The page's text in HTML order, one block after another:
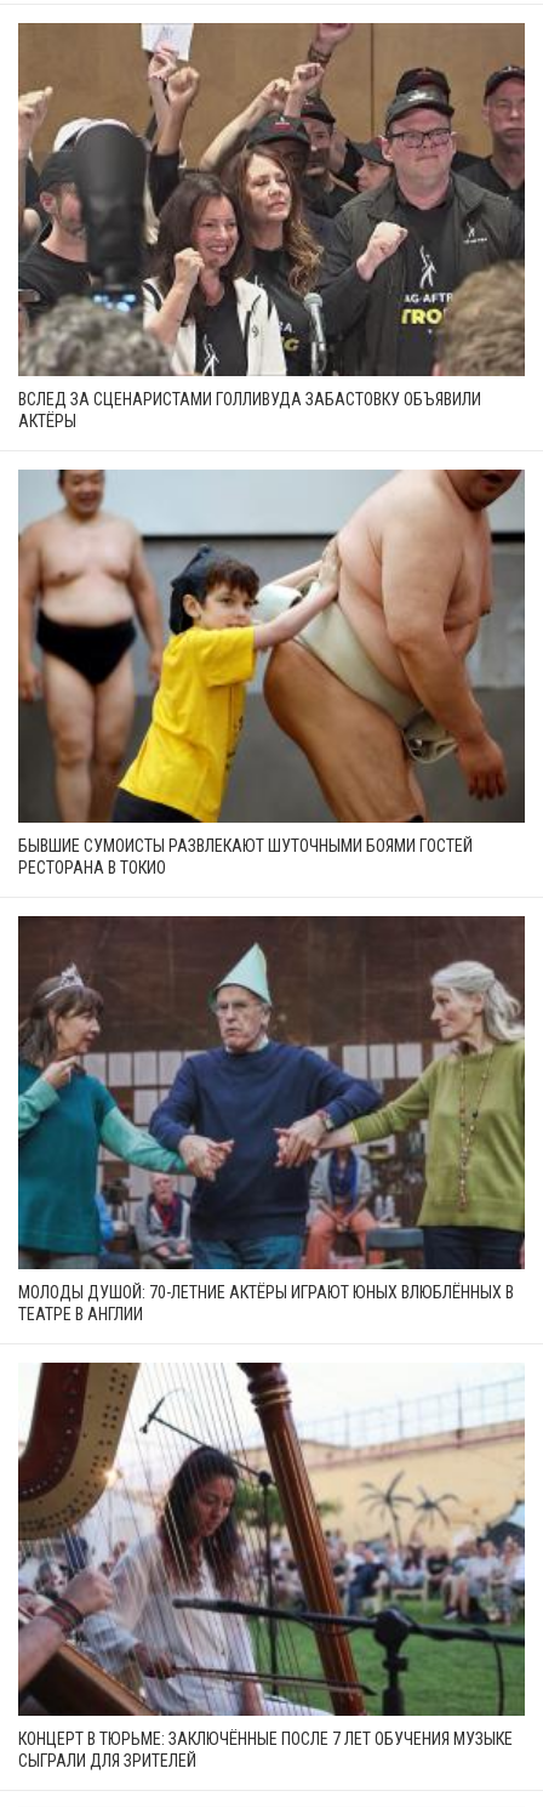
ВСЛЕД ЗА СЦЕНАРИСТАМИ ГОЛЛИВУДА ЗАБАСТОВКУ ОБЪЯВИЛИ
АКТЁРЫ
БЫВШИЕ СУМОИСТЫ РАЗВЛЕКАЮТ ШУТОЧНЫМИ БОЯМИ ГОСТЕЙ
РЕСТОРАНА В ТОКИО
МОЛОДЫ ДУШОЙ: 70-ЛЕТНИЕ АКТЁРЫ ИГРАЮТ ЮНЫХ ВЛЮБЛЁННЫХ В
ТЕАТРЕ В АНГЛИИ
КОНЦЕРТ В ТЮРЬМЕ: ЗАКЛЮЧЁННЫЕ ПОСЛЕ 7 ЛЕТ ОБУЧЕНИЯ МУЗЫКЕ
СЫГРАЛИ ДЛЯ ЗРИТЕЛЕЙ